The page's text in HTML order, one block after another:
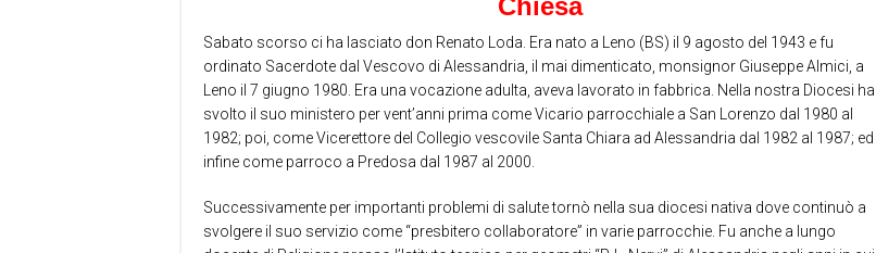
Chiesa
Sabato scorso ci ha lasciato don Renato Loda. Era nato a Leno (BS) il 9 agosto del 1943 e fu
ordinato Sacerdote dal Vescovo di Alessandria, il mai dimenticato, monsignor Giuseppe Almici, a
Leno il 7 giugno 1980. Era una vocazione adulta, aveva lavorato in fabbrica. Nella nostra Diocesi ha
svolto il suo ministero per vent’anni prima come Vicario parrocchiale a San Lorenzo dal 1980 al
1982; poi, come Vicerettore del Collegio vescovile Santa Chiara ad Alessandria dal 1982 al 1987; ed
infine come parroco a Predosa dal 1987 al 2000.
Successivamente per importanti problemi di salute tornò nella sua diocesi nativa dove continuò a
svolgere il suo servizio come “presbitero collaboratore” in varie parrocchie. Fu anche a lungo